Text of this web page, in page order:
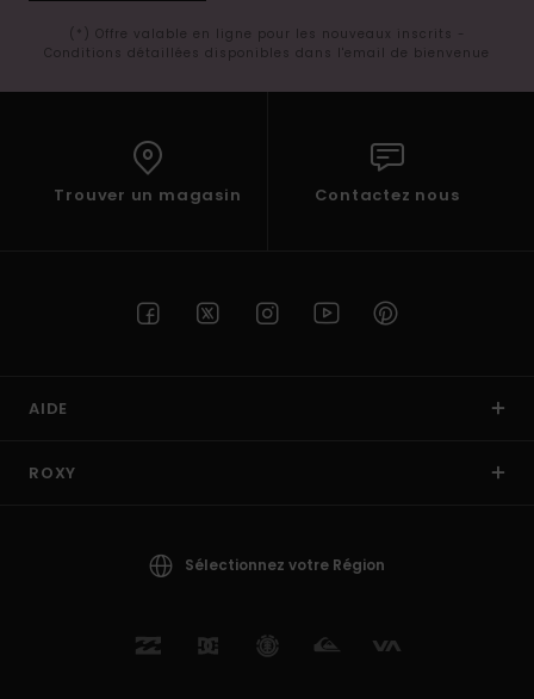
(*) Offre valable en ligne pour les nouveaux inscrits -
Conditions détaillées disponibles dans l'email de bienvenue
Trouver un magasin Contactez nous
AIDE
ROXY
Sélectionnez votre Région